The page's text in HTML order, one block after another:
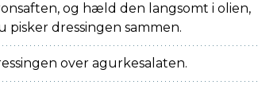
og hæld den langsomt i olien,
pisker dressingen sammen.
over agurkesalaten.